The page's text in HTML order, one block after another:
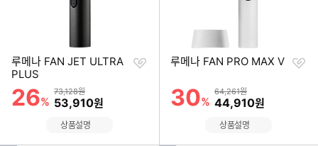
루메나 FAN JET ULTRA
PLUS
할인률
26%
상품금액
73,128원
할인금액
53,910원
찜
상품설명
루메나 FAN PRO MAX V
할인률
30%
상품금액
64,261원
할인금액
44,910원
찜
상품설명